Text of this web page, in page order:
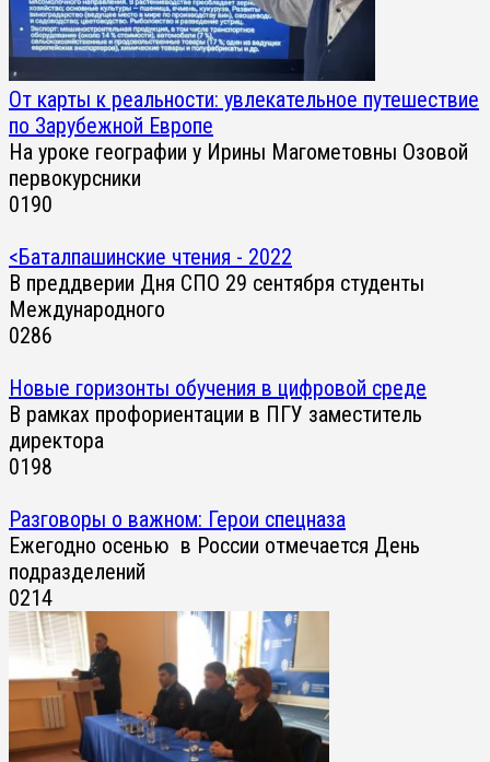
От карты к реальности: увлекательное путешествие
по Зарубежной Европе
На уроке географии у Ирины Магометовны Озовой
первокурсники
0190
<Баталпашинские чтения - 2022
В преддверии Дня СПО 29 сентября студенты
Международного
0286
Новые горизонты обучения в цифровой среде
В рамках профориентации в ПГУ заместитель
директора
0198
Разговоры о важном: Герои спецназа
Ежегодно осенью в России отмечается День
подразделений
0214